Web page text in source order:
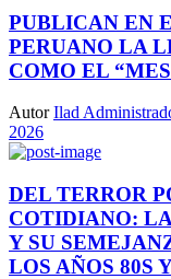
PUBLICAN EN
PERUANO LA
COMO EL
AutorIlad
2026
DEL TERROR
COTIDIANO:
Y SU
LOS AÑOS 80S